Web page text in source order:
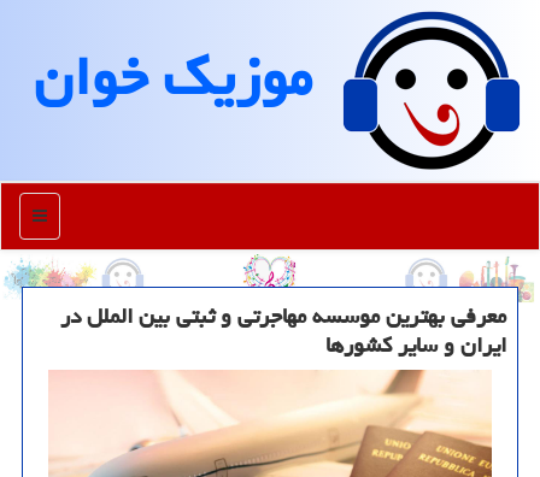
موزیك خوان
منو
معرفی بهترین موسسه مهاجرتی و ثبتی بین الملل در
ایران و سایر کشورها